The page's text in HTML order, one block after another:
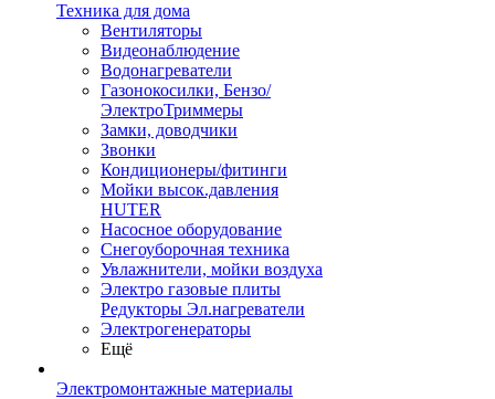
Техника для дома
Вентиляторы
Видеонаблюдение
Водонагреватели
Газонокосилки, Бензо/
ЭлектроТриммеры
Замки, доводчики
Звонки
Кондиционеры/фитинги
Мойки высок.давления
HUTER
Насосное оборудование
Снегоуборочная техника
Увлажнители, мойки воздуха
Электро газовые плиты
Редукторы Эл.нагреватели
Электрогенераторы
Ещё
Электромонтажные материалы